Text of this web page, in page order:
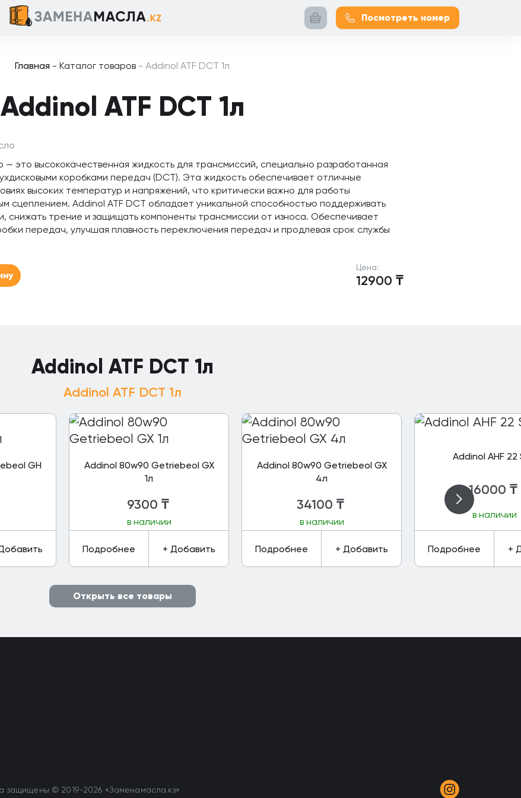
Главная - Каталог товаров - Addinol ATF DCT 1л
Посмотреть номер
Addinol ATF DCT 1л
— это высококачественная жидкость для трансмиссий, специально разработанная
коробками передач (DCT). Эта жидкость обеспечивает отличные
высоких температур и напряжений, что критически важно для работы
сцеплением. Addinol ATF DCT обладает уникальной способностью поддерживать
снижать трение и защищать компоненты трансмиссии от износа. Обеспечивает
передач, улучшая плавность переключения передач и продлевая срок службы
Цена:
12900 ₸
Addinol ATF DCT 1л
Addinol ATF DCT 1л
GH
Addinol 80w90 Getriebeol GX
1л
9300 ₸
в наличии
Подробнее + Добавить
Addinol 80w90 Getriebeol GX
4л
34100 ₸
в наличии
Подробнее + Добавить
Addinol AHF 22
16000 ₸
в наличии
Подробнее +
Открыть все товары
защищены © 2019-2026 «Заменамасла.кз»